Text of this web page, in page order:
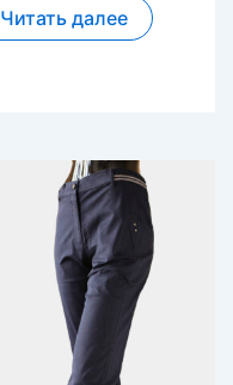
Читать далее